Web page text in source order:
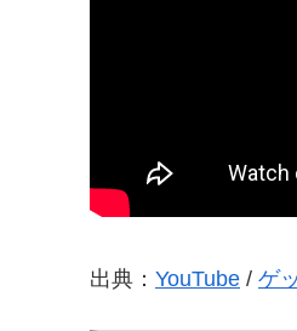
出典： YouTube / ゲ